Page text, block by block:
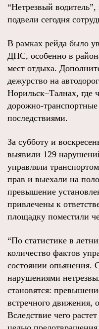
“Нетрезвый
подвели сегодня
В рамках рейда было
ДПС, особенно в
мест отдыха.
дежурство на
Норильск–Талнах, где
дорожно-
последствиями.
За субботу и
выявили 129
управляли
прав и выехали на
превышение
привлечены к
площадку поместили
“По статистике в
количество фактов
состоянии опьянения.
нарушениями
становятся:
встречного движения,
Вследствие чего